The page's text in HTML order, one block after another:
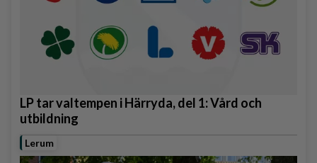
LP tar valtempen i Härryda, del 1: Vård och
utbildning
Lerum